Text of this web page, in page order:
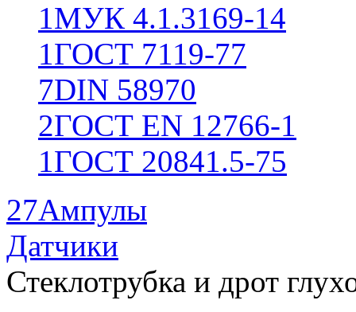
1МУК 4.1.3169-14
1ГОСТ 7119-77
7DIN 58970
2ГОСТ EN 12766-1
1ГОСТ 20841.5-75
27Ампулы
Датчики
Стеклотрубка и дрот